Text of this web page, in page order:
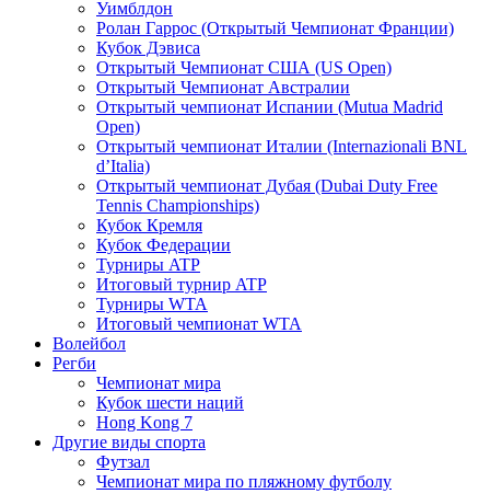
Уимблдон
Ролан Гаррос (Открытый Чемпионат Франции)
Кубок Дэвиса
Открытый Чемпионат США (US Open)
Открытый Чемпионат Австралии
Открытый чемпионат Испании (Mutua Madrid
Open)
Открытый чемпионат Италии (Internazionali BNL
d’Italia)
Открытый чемпионат Дубая (Dubai Duty Free
Tennis Championships)
Кубок Кремля
Кубок Федерации
Турниры ATP
Итоговый турнир ATP
Турниры WTA
Итоговый чемпионат WTA
Волейбол
Регби
Чемпионат мира
Кубок шести наций
Hong Kong 7
Другие виды спорта
Футзал
Чемпионат мира по пляжному футболу